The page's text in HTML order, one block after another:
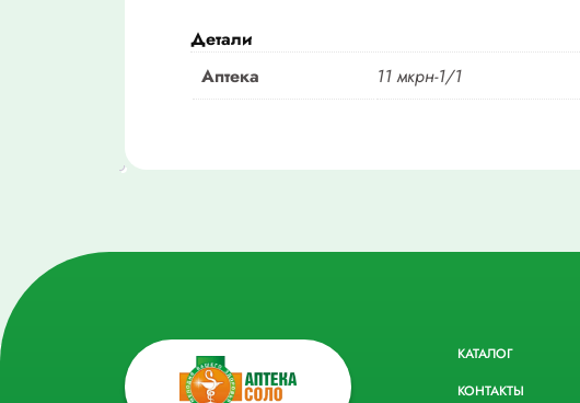
Детали
Аптека
11 мкрн-1/1
КАТАЛОГ
КОНТАКТЫ